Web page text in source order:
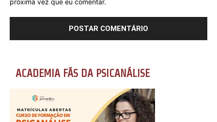
ACADEMIA FÃS DA PSICANÁLISE